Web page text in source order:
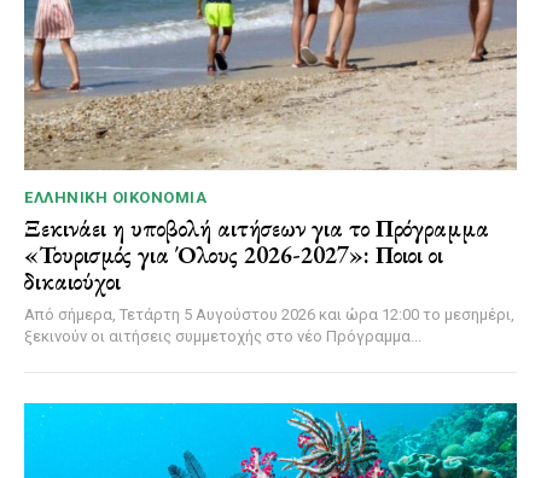
ΕΛΛΗΝΙΚΉ ΟΙΚΟΝΟΜΊΑ
Ξεκινάει η υποβολή αιτήσεων για το Πρόγραμμα
«Τουρισμός για Όλους 2026-2027»: Ποιοι οι
δικαιούχοι
Από σήμερα, Τετάρτη 5 Αυγούστου 2026 και ώρα 12:00 το μεσημέρι,
ξεκινούν οι αιτήσεις συμμετοχής στο νέο Πρόγραμμα...